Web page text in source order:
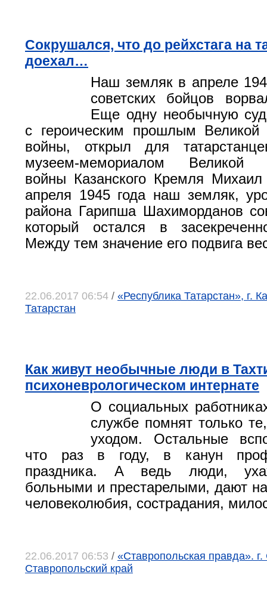
Сокрушался, что до рейхстага на
доехал…
Наш земляк в апреле
советских бойцов
Еще одну необычную
с героическим прошлым Великой
войны, открыл для
музеем-мемориалом Великой
войны Казанского Кремля
апреля 1945 года наш земляк,
района Гарипша Шахиморданов
который остался в
Между тем значение его подвига
22.06.2017 06:54 / «Республика Татарстан», г.
Татарстан
Как живут необычные люди в
психоневрологическом интернате
О социальных
службе помнят только
уходом. Остальные
что раз в году, в канун
праздника. А ведь люди,
больными и престарелыми, дают
человеколюбия, сострадания,
22.06.2017 06:53 / «Ставропольская правда».
Ставропольский край